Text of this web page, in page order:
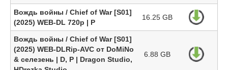
Вождь войны / Chief of War [S01]
(2025) WEB-DL 720p | P
16.25 GB
Вождь войны / Chief of War [S01]
(2025) WEB-DLRip-AVC от DoMiNo
& селезень | D, P | Dragon Studio,
6.88 GB